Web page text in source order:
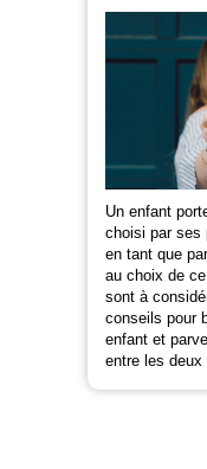
Un enfant
choisi par ses
en tant que
au choix de
sont à
conseils pour
enfant et
entre les deux